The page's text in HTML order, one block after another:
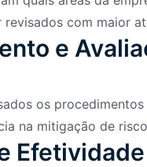
revisados com maior
e
os
na mitigação de